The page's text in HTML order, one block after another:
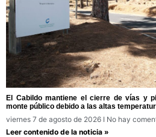
El Cabildo mantiene el cierre de vías y
monte público debido a las altas
viernes 7 de agosto de 2026
No hay
Leer contenido de la noticia »